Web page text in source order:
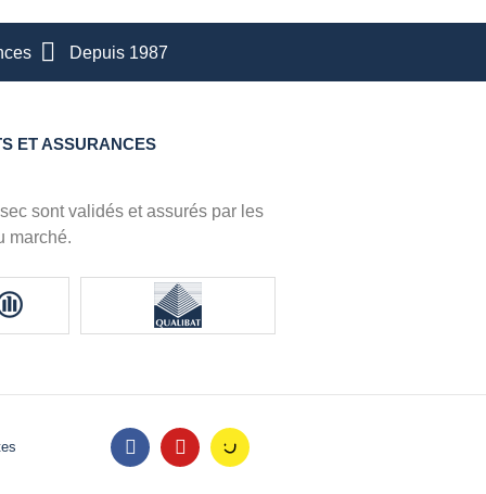
Depuis 1987
ET ASSURANCES
sont validés et assurés par les
marché.